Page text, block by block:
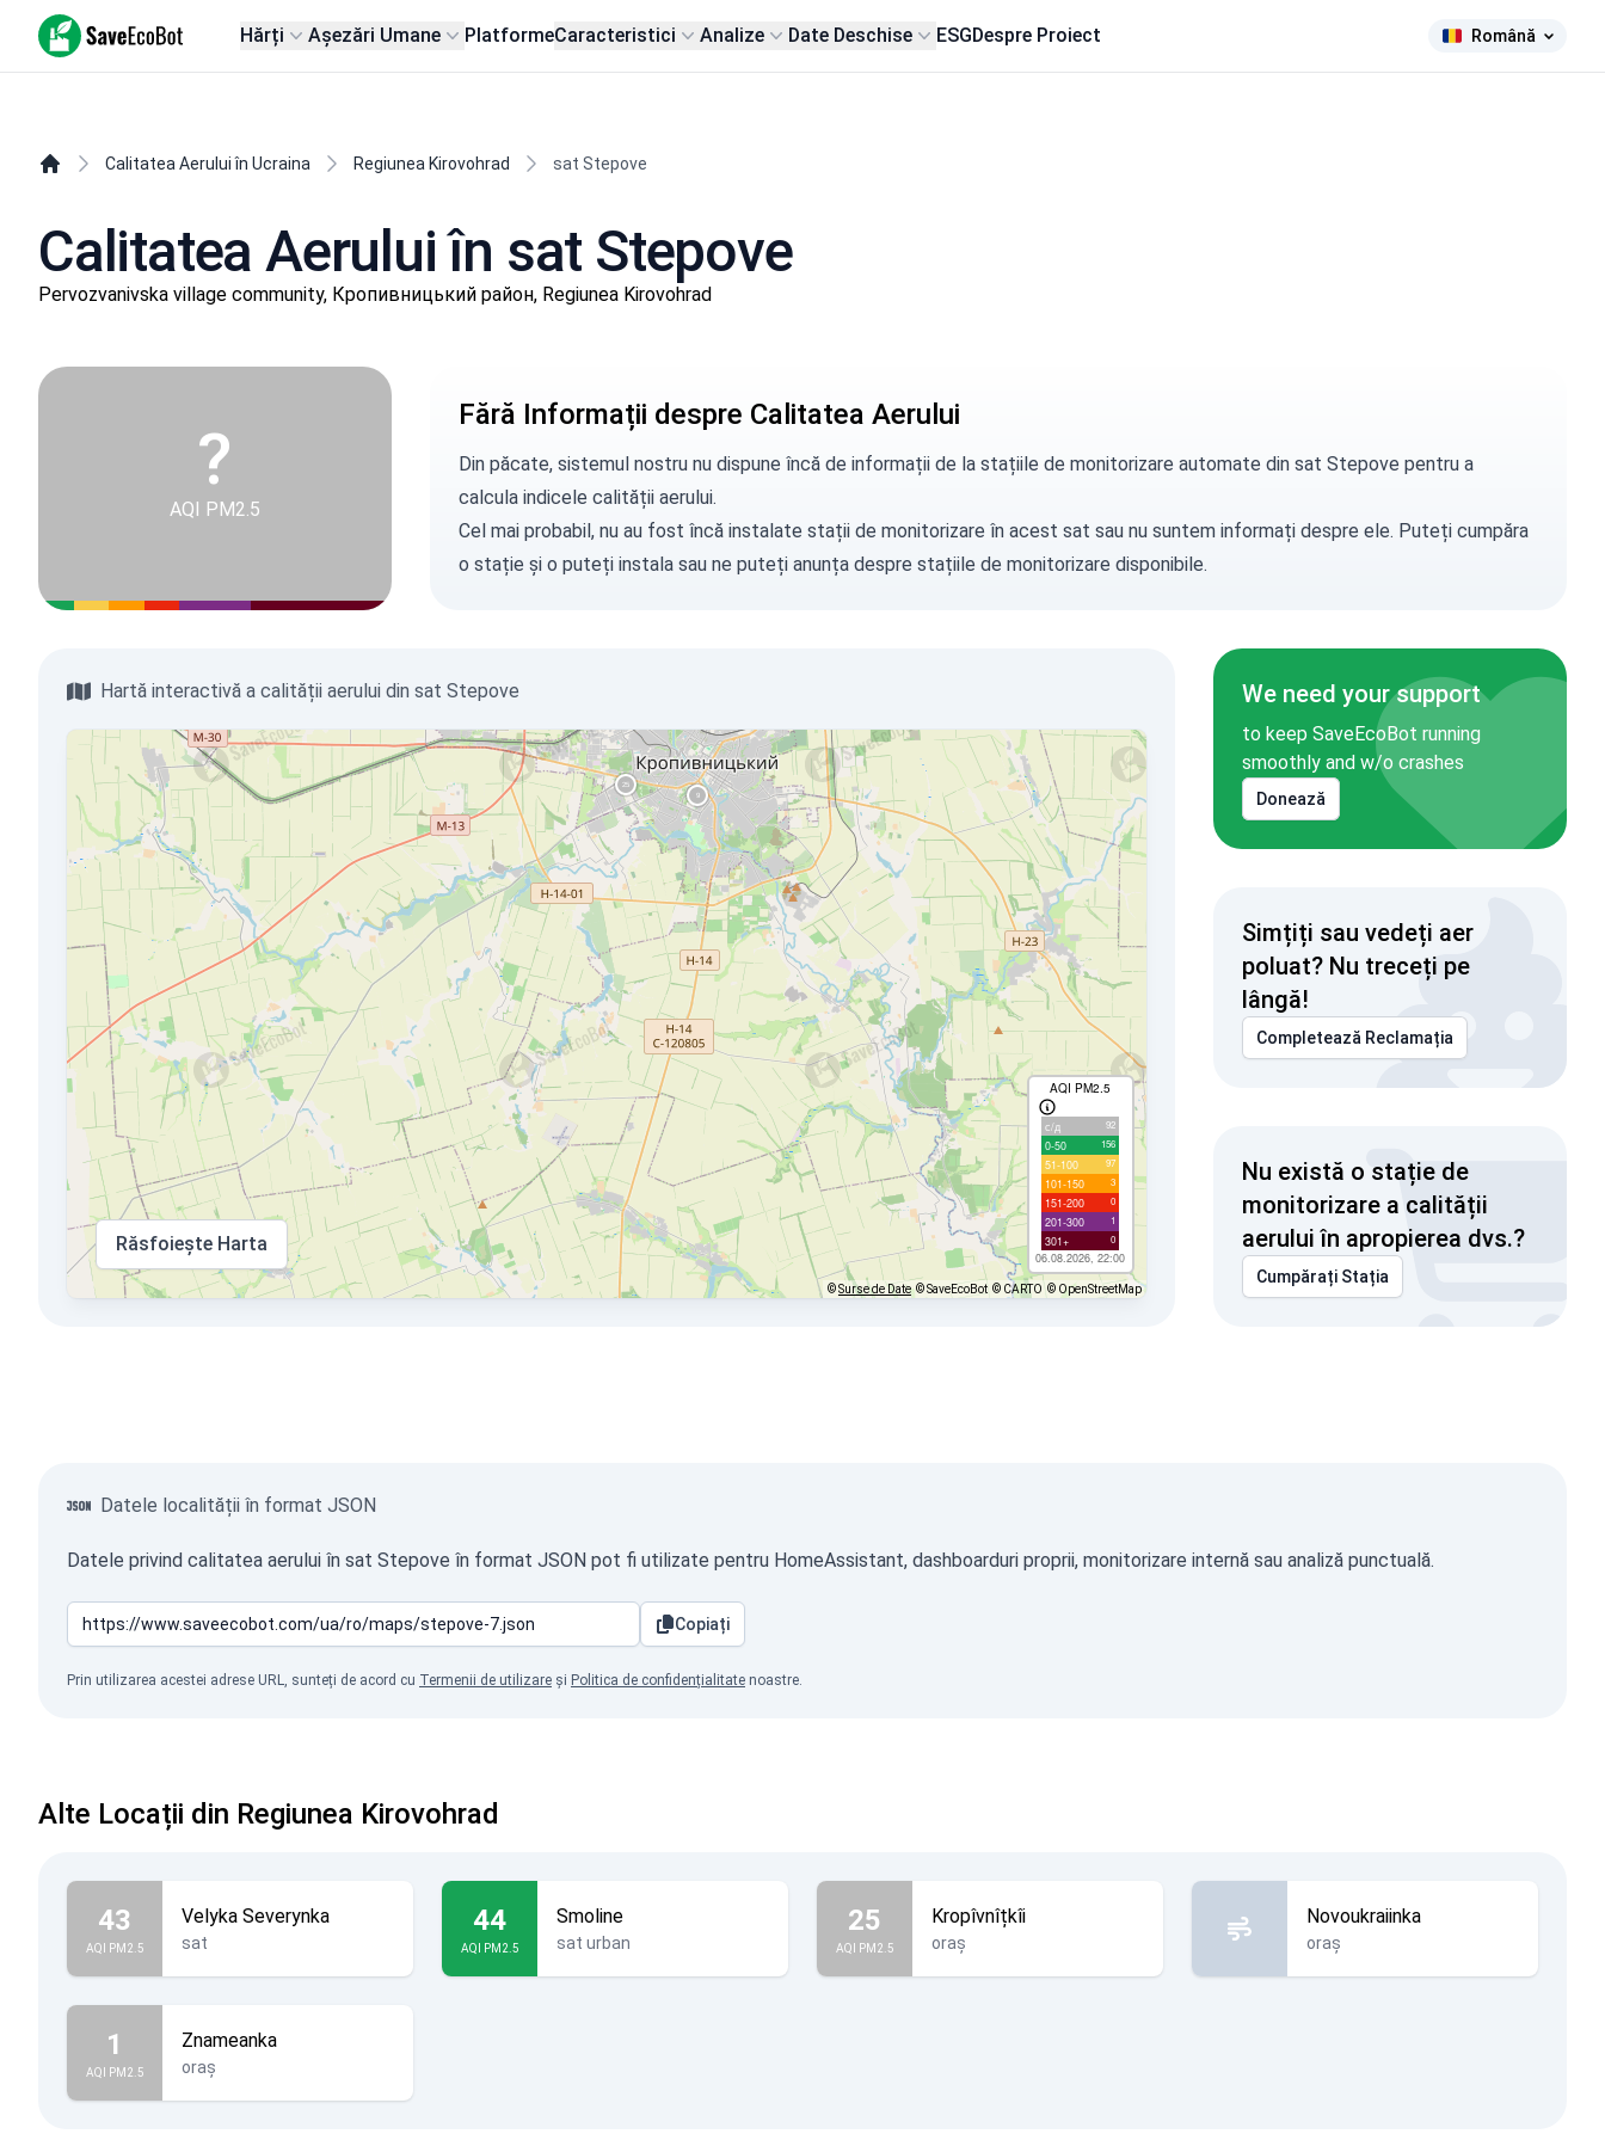
SaveEcoBot Hărți Așezări Umane PlatformeCaracteristici Analize Date Deschise ESGDespre Proiect Română
Calitatea Aerului în Ucraina Regiunea Kirovohrad sat Stepove
Calitatea Aerului în sat Stepove
Pervozvanivska village community, Кропивницький район, Regiunea Kirovohrad
?
AQI PM2.5
Fără Informații despre Calitatea Aerului
Din păcate, sistemul nostru nu dispune încă de informații de la stațiile de monitorizare automate din sat Stepove pentru a
calcula indicele calității aerului.
Cel mai probabil, nu au fost încă instalate stații de monitorizare în acest sat sau nu suntem informați despre ele. Puteți cumpăra
o stație și o puteți instala sau ne puteți anunțadespre stațiile de monitorizare disponibile.
Hartă interactivă a calității aerului din sat Stepove
AQI PM2.5
с/д 92
0-50 156
51-100 97
101-150 3
151-200 0
201-300 1
301+ 0
06.08.2026, 22:00
Răsfoiește Harta
©Surse de Date © SaveEcoBot © CARTO © OpenStreetMap
We need your support
to keep SaveEcoBot running
smoothly and w/o crashes
Donează
Simțiți sau vedeți aer
poluat? Nu treceți pe
lângă!
Completează Reclamația
Nu există o stație de
monitorizare a calității
aerului în apropierea dvs.?
Cumpărați Stația
Datele localității în format JSON
Datele privind calitatea aerului în sat Stepove în format JSON pot fi utilizate pentru HomeAssistant, dashboarduri proprii, monitorizare internă sau analiză punctuală.
Copiați
Prin utilizarea acestei adrese URL, sunteți de acord cu Termenii de utilizare și Politica de confidențialitate noastre.
Alte Locații din Regiunea Kirovohrad
43
AQI PM2.5
Velyka Severynka
sat
44
AQI PM2.5
Smoline
sat urban
25
AQI PM2.5
Kropîvnîțkîi
oraș
Novoukraiinka
oraș
1
AQI PM2.5
Znameanka
oraș